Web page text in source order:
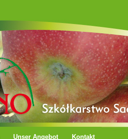
Unser Angebot Kontakt